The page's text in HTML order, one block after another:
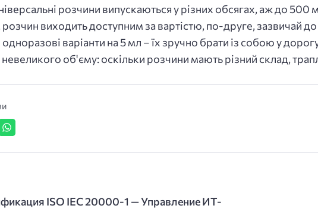
розчини випускаються у різних обсягах, аж до
виходить доступним за вартістю, по-друге, зазвичай
одноразові варіанти на 5 мл – їх зручно брати із собою у
об'єму: оскільки розчини мають різний склад,
ISO IEC 20000-1 — Управление ИТ-